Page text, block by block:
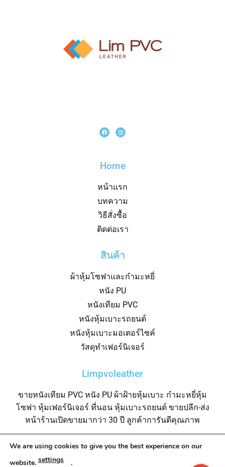
Home
หน้าแรก
บทความ
วิธีสั่งซื้อ
ติดต่อเรา
สินค้า
ผ้าหุ้มโซฟาและกำมะหยี่
หนัง PU
หนังเทียม PVC
หนังหุ้มเบาะรถยนต์
หนังหุ้มเบาะมอเตอร์ไซค์
วัสดุทำเฟอร์นิเจอร์
Limpvcleather
ขายหนังเทียม PVC หนัง PU ผ้าฝ้ายหุ้มเบาะ กำมะหยี่หุ้ม
โซฟา หุ้มเฟอร์นิเจอร์ ที่นอน หุ้มเบาะรถยนต์ ขายปลีก-ส่ง
หน้าร้านเปิดขายมากว่า 30 ปี ลูกค้าการันตีคุณภาพ
We are using cookies to give you the best experience on our
website. settings .